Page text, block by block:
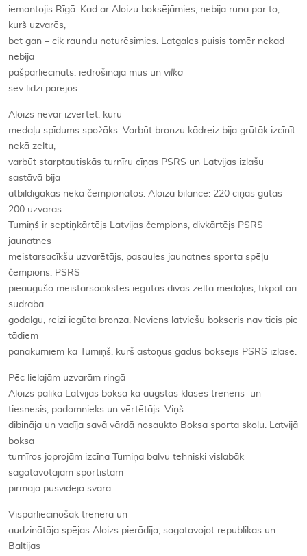
iemantojis Rīgā. Kad ar Aloizu boksējāmies, nebija runa par to,
kurš uzvarēs,
bet gan – cik raundu noturēsimies. Latgales puisis tomēr nekad
nebija
pašpārliecināts, iedrošināja mūs un vilka
sev līdzi pārējos.
Aloizs nevar izvērtēt, kuru
medaļu spīdums spožāks. Varbūt bronzu kādreiz bija grūtāk izcīnīt
nekā zeltu,
varbūt starptautiskās turnīru cīņas PSRS un Latvijas izlašu
sastāvā bija
atbildīgākas nekā čempionātos. Aloiza bilance: 220 cīņās gūtas
200 uzvaras.
Tumiņš ir septiņkārtējs Latvijas čempions, divkārtējs PSRS
jaunatnes
meistarsacīkšu uzvarētājs, pasaules jaunatnes sporta spēļu
čempions, PSRS
pieaugušo meistarsacīkstēs iegūtas divas zelta medaļas, tikpat arī
sudraba
godalgu, reizi iegūta bronza. Neviens latviešu bokseris nav ticis pie
tādiem
panākumiem kā Tumiņš, kurš astoņus gadus boksējis PSRS izlasē.
Pēc lielajām uzvarām ringā
Aloizs palika Latvijas boksā kā augstas klases treneris un
tiesnesis, padomnieks un vērtētājs. Viņš
dibināja un vadīja savā vārdā nosaukto Boksa sporta skolu. Latvijā
boksa
turnīros joprojām izcīna Tumiņa balvu tehniski vislabāk
sagatavotajam sportistam
pirmajā pusvidējā svarā.
Vispārliecinošāk trenera un
audzinātāja spējas Aloizs pierādīja, sagatavojot republikas un
Baltijas